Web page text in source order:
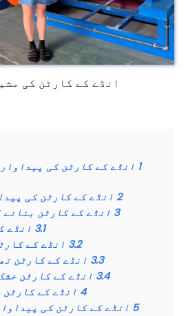
انڈے کے کارٹن کی
1 انڈے کے کارٹن کی
2 انڈے کے کارٹن کی
3 انڈے کے کارٹن
3.1 انڈے
3.2 انڈے کے
3.3 انڈے کے کارٹن
3.4 انڈے کے کارٹن
4 انڈے کے کارٹن
5 انڈے کے کارٹن کی